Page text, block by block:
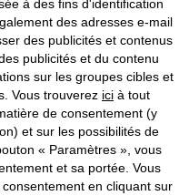
Français
à des fins d'identification
des adresses e-mail
des publicités et contenus
publicités et du contenu
sur les groupes cibles et
Vous trouverez ici à tout
de consentement (y
et sur les possibilités de
« Paramètres », vous
et sa portée. Vous
en cliquant sur